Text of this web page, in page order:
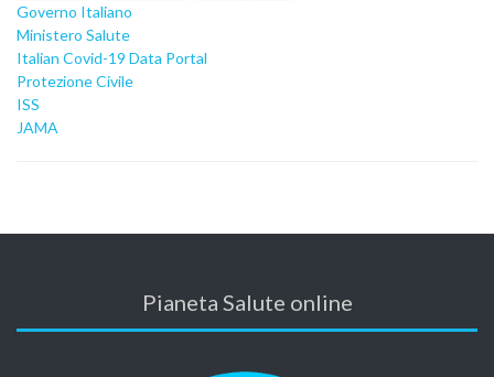
Governo Italiano
Ministero Salute
Italian Covid-19 Data Portal
Protezione Civile
ISS
JAMA
Pianeta Salute online